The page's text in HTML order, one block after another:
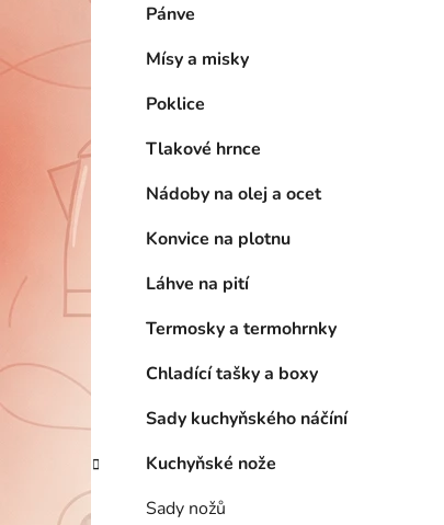
Pánve
Mísy a misky
Poklice
Tlakové hrnce
Nádoby na olej a ocet
Konvice na plotnu
Láhve na pití
Termosky a termohrnky
Chladící tašky a boxy
Sady kuchyňského náčíní
Kuchyňské nože
Sady nožů